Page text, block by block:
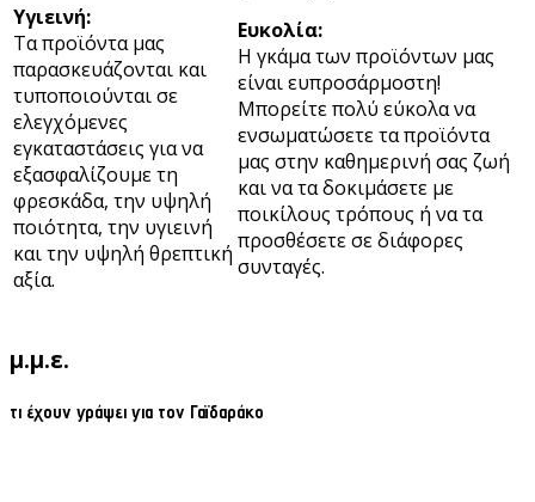
Υγιεινή:
Τα προϊόντα μας
παρασκευάζονται και
τυποποιούνται σε
ελεγχόμενες
εγκαταστάσεις για να
εξασφαλίζουμε τη
φρεσκάδα, την υψηλή
ποιότητα, την υγιεινή
και την υψηλή θρεπτική
αξία.
Ευκολία:
Η γκάμα των προϊόντων μας
είναι ευπροσάρμοστη!
Μπορείτε πολύ εύκολα να
ενσωματώσετε τα προϊόντα
μας στην καθημερινή σας ζωή
και να τα δοκιμάσετε με
ποικίλους τρόπους ή να τα
προσθέσετε σε διάφορες
συνταγές.
μ.μ.ε.
τι έχουν γράψει για τον Γαϊδαράκο